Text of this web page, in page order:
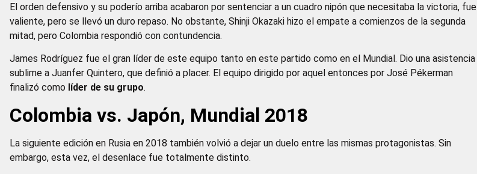
El orden defensivo y su poderío arriba acabaron por sentenciar a un cuadro nipón que necesitaba la victoria, fue
valiente, pero se llevó un duro repaso. No obstante, Shinji Okazaki hizo el empate a comienzos de la segunda
mitad, pero Colombia respondió con contundencia.
James Rodríguez fue el gran líder de este equipo tanto en este partido como en el Mundial. Dio una asistencia
sublime a Juanfer Quintero, que definió a placer. El equipo dirigido por aquel entonces por José Pékerman
finalizó como líder de su grupo.
Colombia vs. Japón, Mundial 2018
La siguiente edición en Rusia en 2018 también volvió a dejar un duelo entre las mismas protagonistas. Sin
embargo, esta vez, el desenlace fue totalmente distinto.